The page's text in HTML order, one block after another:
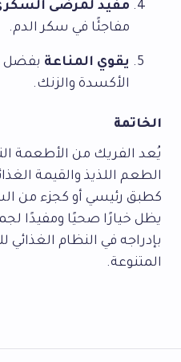
مفيد لمرضى
مفاجئًا في سكر الدم.
يقوي المناعة بفضل
الأكسدة والزنك.
الخاتمة
يُعد الفريك من الأطعمة
الطعم اللذيذ والقيمة
كطبق رئيسي أو كجزء من
يظل خيارًا صحيًا ومفيدًا
بإدراجه في النظام الغذائي
المتنوعة.